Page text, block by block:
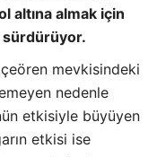
altına almak için
sürdürüyor.
mevkisindeki
nedenle
etkisiyle büyüyen
etkisi ise